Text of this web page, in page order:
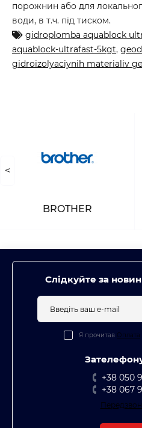
порожнин або для
води, в т.ч. під тиском.
gidroplomba aquablock
aquablock-ultrafast-5kgt,
gidroizolyaciynih materialiv
<
BROTHER
Слідкуйте за
Я прочитав Оплата
+38 050
+38 067